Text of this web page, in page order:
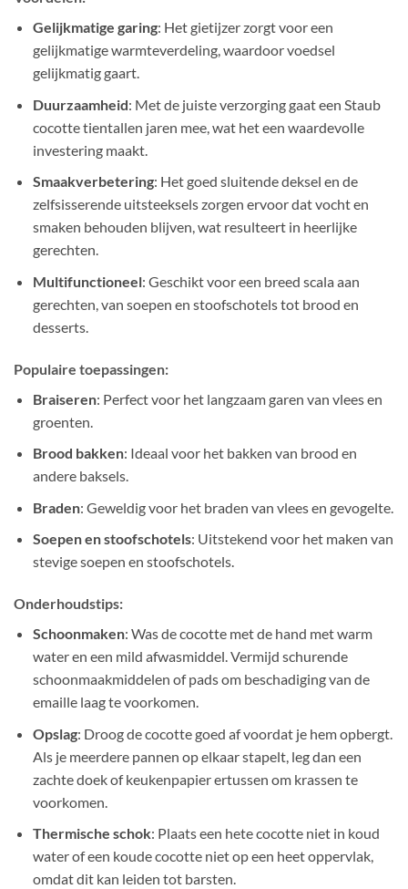
Gelijkmatige garing: Het gietijzer zorgt voor een
gelijkmatige warmteverdeling, waardoor voedsel
gelijkmatig gaart.
Duurzaamheid: Met de juiste verzorging gaat een Staub
cocotte tientallen jaren mee, wat het een waardevolle
investering maakt.
Smaakverbetering: Het goed sluitende deksel en de
zelfsisserende uitsteeksels zorgen ervoor dat vocht en
smaken behouden blijven, wat resulteert in heerlijke
gerechten.
Multifunctioneel: Geschikt voor een breed scala aan
gerechten, van soepen en stoofschotels tot brood en
desserts.
Populaire toepassingen:
Braiseren: Perfect voor het langzaam garen van vlees en
groenten.
Brood bakken: Ideaal voor het bakken van brood en
andere baksels.
Braden: Geweldig voor het braden van vlees en gevogelte.
Soepen en stoofschotels: Uitstekend voor het maken van
stevige soepen en stoofschotels.
Onderhoudstips:
Schoonmaken: Was de cocotte met de hand met warm
water en een mild afwasmiddel. Vermijd schurende
schoonmaakmiddelen of pads om beschadiging van de
emaille laag te voorkomen.
Opslag: Droog de cocotte goed af voordat je hem opbergt.
Als je meerdere pannen op elkaar stapelt, leg dan een
zachte doek of keukenpapier ertussen om krassen te
voorkomen.
Thermische schok: Plaats een hete cocotte niet in koud
water of een koude cocotte niet op een heet oppervlak,
omdat dit kan leiden tot barsten.